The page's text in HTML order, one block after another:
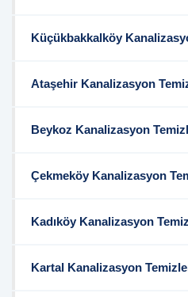
Küçükbakkalköy
Ataşehir Kanalizasyon
Beykoz Kanalizasyon
Çekmeköy Kanalizasyon
Kadıköy Kanalizasyon
Kartal Kanalizasyon